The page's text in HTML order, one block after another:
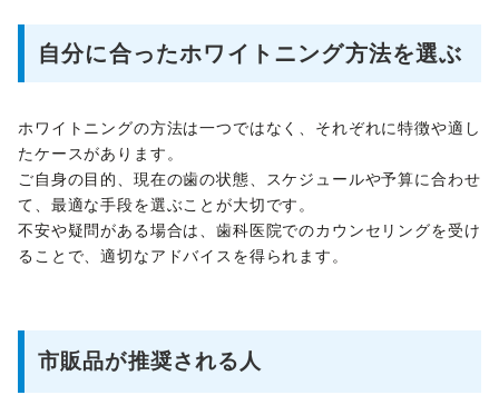
自分に合ったホワイトニング方法を選ぶ
ホワイトニングの方法は一つではなく、それぞれに特徴や適し
たケースがあります。
ご自身の目的、現在の歯の状態、スケジュールや予算に合わせ
て、最適な手段を選ぶことが大切です。
不安や疑問がある場合は、歯科医院でのカウンセリングを受け
ることで、適切なアドバイスを得られます。
市販品が推奨される人